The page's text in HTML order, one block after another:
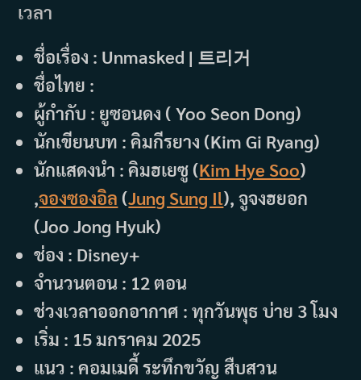
เวลา
ชื่อเรื่อง : Unmasked | 트리거
ชื่อไทย :
ผู้กำกับ : ยูซอนดง ( Yoo Seon Dong)
นักเขียนบท : คิมกีรยาง (Kim Gi Ryang)
นักแสดงนำ : คิมฮเยซู (Kim Hye Soo)
,จองซองอิล (Jung Sung Il), จูจงฮยอก
(Joo Jong Hyuk)
ช่อง : Disney+
จำนวนตอน : 12 ตอน
ช่วงเวลาออกอากาศ : ทุกวันพุธ บ่าย 3 โมง
เริ่ม : 15 มกราคม 2025
แนว : คอมเมดี้ ระทึกขวัญ สืบสวน